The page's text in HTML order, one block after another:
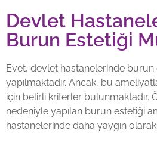
Devlet
Burun Estetiği
Evet, devlet hastanelerinde burun
yapılmaktadır. Ancak, bu
için belirli kriterler bulunmaktadır.
nedeniyle yapılan burun estetiği
hastanelerinde daha yaygın